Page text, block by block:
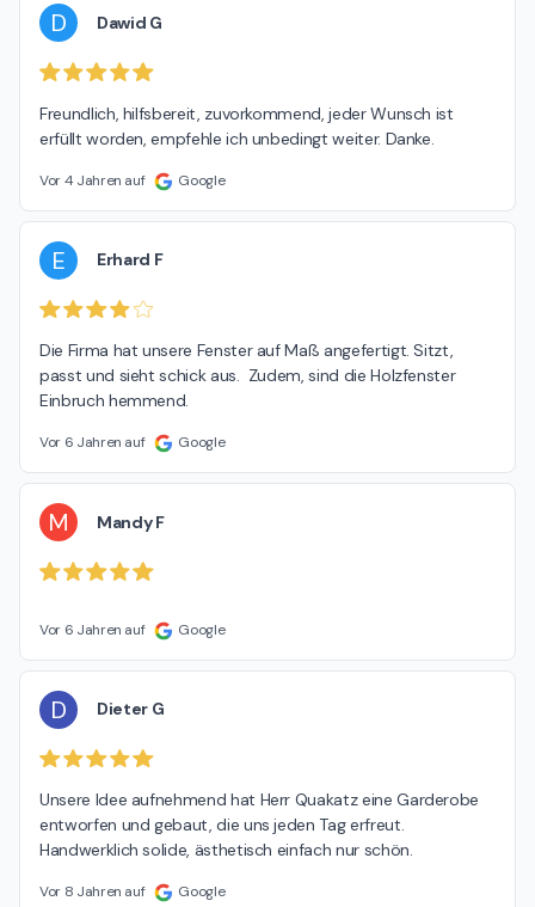
D Dawid G
Freundlich, hilfsbereit, zuvorkommend, jeder Wunsch ist
erfüllt worden, empfehle ich unbedingt weiter. Danke.
Vor 4 Jahren auf Google
E Erhard F
Die Firma hat unsere Fenster auf Maß angefertigt. Sitzt,
passt und sieht schick aus.  Zudem, sind die Holzfenster
Einbruch hemmend.
Vor 6 Jahren auf Google
M Mandy F
Vor 6 Jahren auf Google
D Dieter G
Unsere Idee aufnehmend hat Herr Quakatz eine Garderobe
entworfen und gebaut, die uns jeden Tag erfreut.
Handwerklich solide, ästhetisch einfach nur schön.
Vor 8 Jahren auf Google